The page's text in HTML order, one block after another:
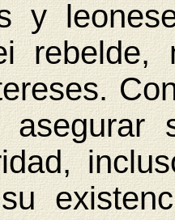
y
rebelde,
asegurar